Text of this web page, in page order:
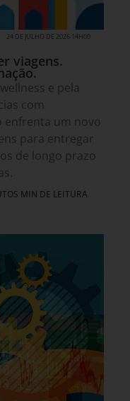
24 DE JULHO DE 2026 14H00
viagens.
e pela
com
enfrenta um novo
para entregar
de longo prazo
MIN DE LEITURA